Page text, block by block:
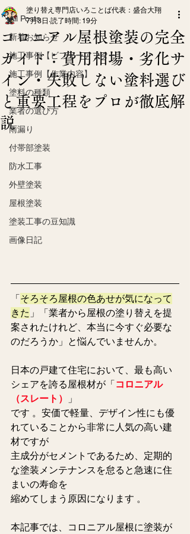
All Posts
新着お知らせ
施工事例【ビフォーアフター】
施工事例【作業内容】
塗料の種類
業者の選び方
雨漏り
付帯部塗装
防水工事
外壁塗装
屋根塗装
塗装工事の豆知識
画像日記
コロニアル屋根塗装の完全
ガイド：費用相場・劣化サ
イン・失敗しない塗料選び
と重要工程をプロが徹底解
説
塗り替え専門店いろことば代表：盛合大翔
7月3日 読了時間: 19分
「 そろそろ屋根の色あせが気になって
きた 」「業者から屋根の塗り替えを提
案されたけれど、本当に今すぐ必要な
のだろうか」と悩んでいませんか。
日本の戸建て住宅において、最も高い
シェアを誇る屋根材が「 コロニアル
（スレート）
」
です 。安価で軽量、デザイン性にも優
れていることから非常に人気の高い建
材ですが
主成分がセメントであるため、定期的
な塗装メンテナンスを怠ると急速に住
まいの寿命を
縮めてしまう原因になります 。
本記事では、コロニアル屋根に塗装が